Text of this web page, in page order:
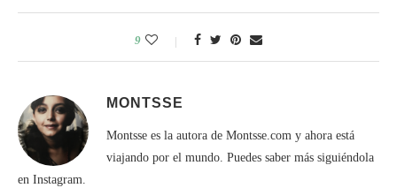
9
MONTSSE
Montsse es la autora de Montsse.com y ahora está
viajando por el mundo. Puedes saber más siguiéndola
en Instagram.